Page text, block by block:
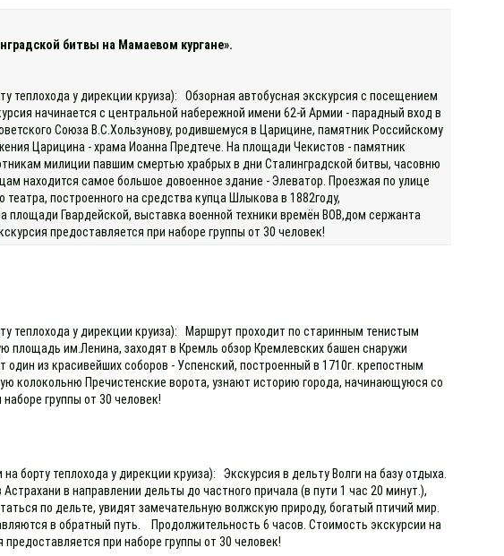
битвы на Мамаевом кургане».
теплохода у дирекции круиза): Обзорная автобусная экскурсия с посещением
начинается с центральной набережной имени 62-й Армии - парадный вход в
Союза В.С.Хользунову, родившемуся в Царицине, памятник Российскому
Царицина - храма Иоанна Предтече. На площади Чекистов - памятник
милиции павшим смертью храбрых в дни Сталинградской битвы, часовню
находится самое большое довоенное здание - Элеватор. Проезжая по улице
построенного на средства купца Шлыкова в 1882году,
Гвардейской, выставка военной техники времён ВОВ,дом сержанта
предоставляется при наборе группы от 30 человек!
теплохода у дирекции круиза): Маршрут проходит по старинным тенистым
площадь им.Ленина, заходят в Кремль обзор Кремлевских башен снаружи
из красивейших соборов - Успенский, построенный в 1710г. крепостным
Пречистенские ворота, узнают историю города, начинающуюся со
группы от 30 человек!
борту теплохода у дирекции круиза): Экскурсия в дельту Волги на базу отдыха.
в направлении дельты до частного причала (в пути 1 час 20 минут.),
по дельте, увидят замечательную волжскую природу, богатый птичий мир.
в обратный путь. Продолжительность 6 часов. Стоимость экскурсии на
при наборе группы от 30 человек!